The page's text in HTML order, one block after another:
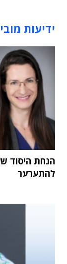
ידיעות
הנחת היסוד
להתערער